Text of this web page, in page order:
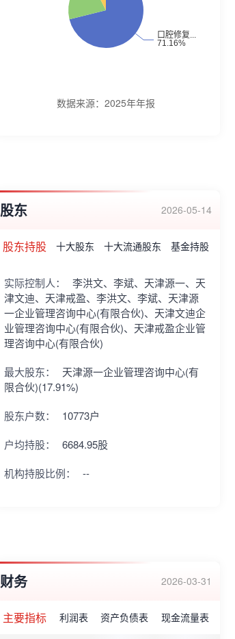
数据来源： 2025年年报
股东 2026-05-14
股东持股 十大股东 十大流通股东 基金持股
实际控制人：
李洪文、李斌、天津源一、天
津文迪、天津戒盈、李洪文、李斌、天津源
一企业管理咨询中心(有限合伙)、天津文迪企
业管理咨询中心(有限合伙)、天津戒盈企业管
理咨询中心(有限合伙)
最大股东：
天津源一企业管理咨询中心(有
限合伙)(17.91%)
股东户数：
10773户
户均持股：
6684.95股
机构持股比例：
--
财务 2026-03-31
主要指标 利润表 资产负债表 现金流量表